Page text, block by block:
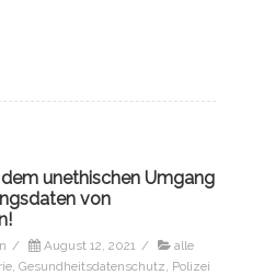
unethischen Umgang
von
/ August 12, 2021 /
alle
, Gesundheitsdatenschutz, Polizei